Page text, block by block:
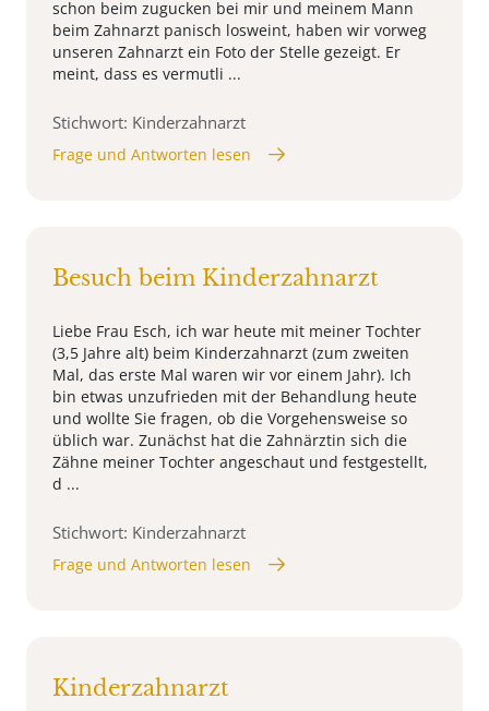
schon beim zugucken bei mir und meinem Mann
beim Zahnarzt panisch losweint, haben wir vorweg
unseren Zahnarzt ein Foto der Stelle gezeigt. Er
meint, dass es vermutli ...
Stichwort: Kinderzahnarzt
Frage und Antworten lesen
Besuch beim Kinderzahnarzt
Liebe Frau Esch, ich war heute mit meiner Tochter
(3,5 Jahre alt) beim Kinderzahnarzt (zum zweiten
Mal, das erste Mal waren wir vor einem Jahr). Ich
bin etwas unzufrieden mit der Behandlung heute
und wollte Sie fragen, ob die Vorgehensweise so
üblich war. Zunächst hat die Zahnärztin sich die
Zähne meiner Tochter angeschaut und festgestellt,
d ...
Stichwort: Kinderzahnarzt
Frage und Antworten lesen
Kinderzahnarzt